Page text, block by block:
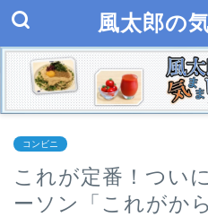
風太郎の
コンビニ
これが定番！つい
ーソン「これがか